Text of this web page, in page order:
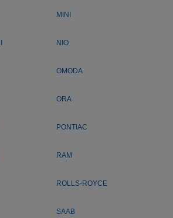
MINI
NIO
OMODA
ORA
PONTIAC
RAM
ROLLS-ROYCE
SAAB